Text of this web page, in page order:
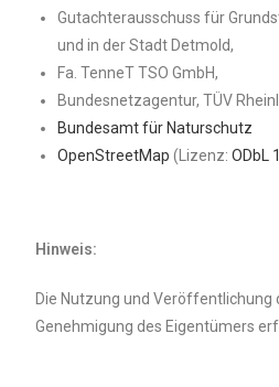
Gutachterausschuss für
und in der Stadt Detmold,
Fa. TenneT TSO GmbH,
Bundesnetzagentur, TÜV
Bundesamt für Naturschutz
OpenStreetMap (Lizenz:ODbL
Hinweis:
Die Nutzung und
Genehmigung des Eigentümers